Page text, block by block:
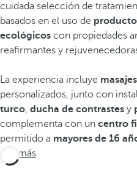
cuidada selección de
basados en el uso de
ecológicos con propiedades
reafirmantes y
La experiencia incluye masajes
personalizados, junto con
turco, ducha de contrastes y
complementa con un centro
permitido a mayores de 16
Ver más